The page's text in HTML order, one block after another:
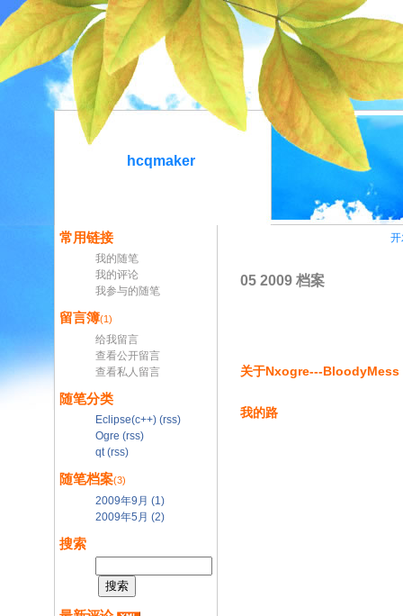
hcqmaker
常用链接
我的随笔
我的评论
我参与的随笔
留言簿(1)
给我留言
查看公开留言
查看私人留言
随笔分类
Eclipse(c++) (rss)
Ogre (rss)
qt (rss)
随笔档案(3)
2009年9月 (1)
2009年5月 (2)
搜索
05 2009 档案
关于Nxogre---BloodyMess
我的路